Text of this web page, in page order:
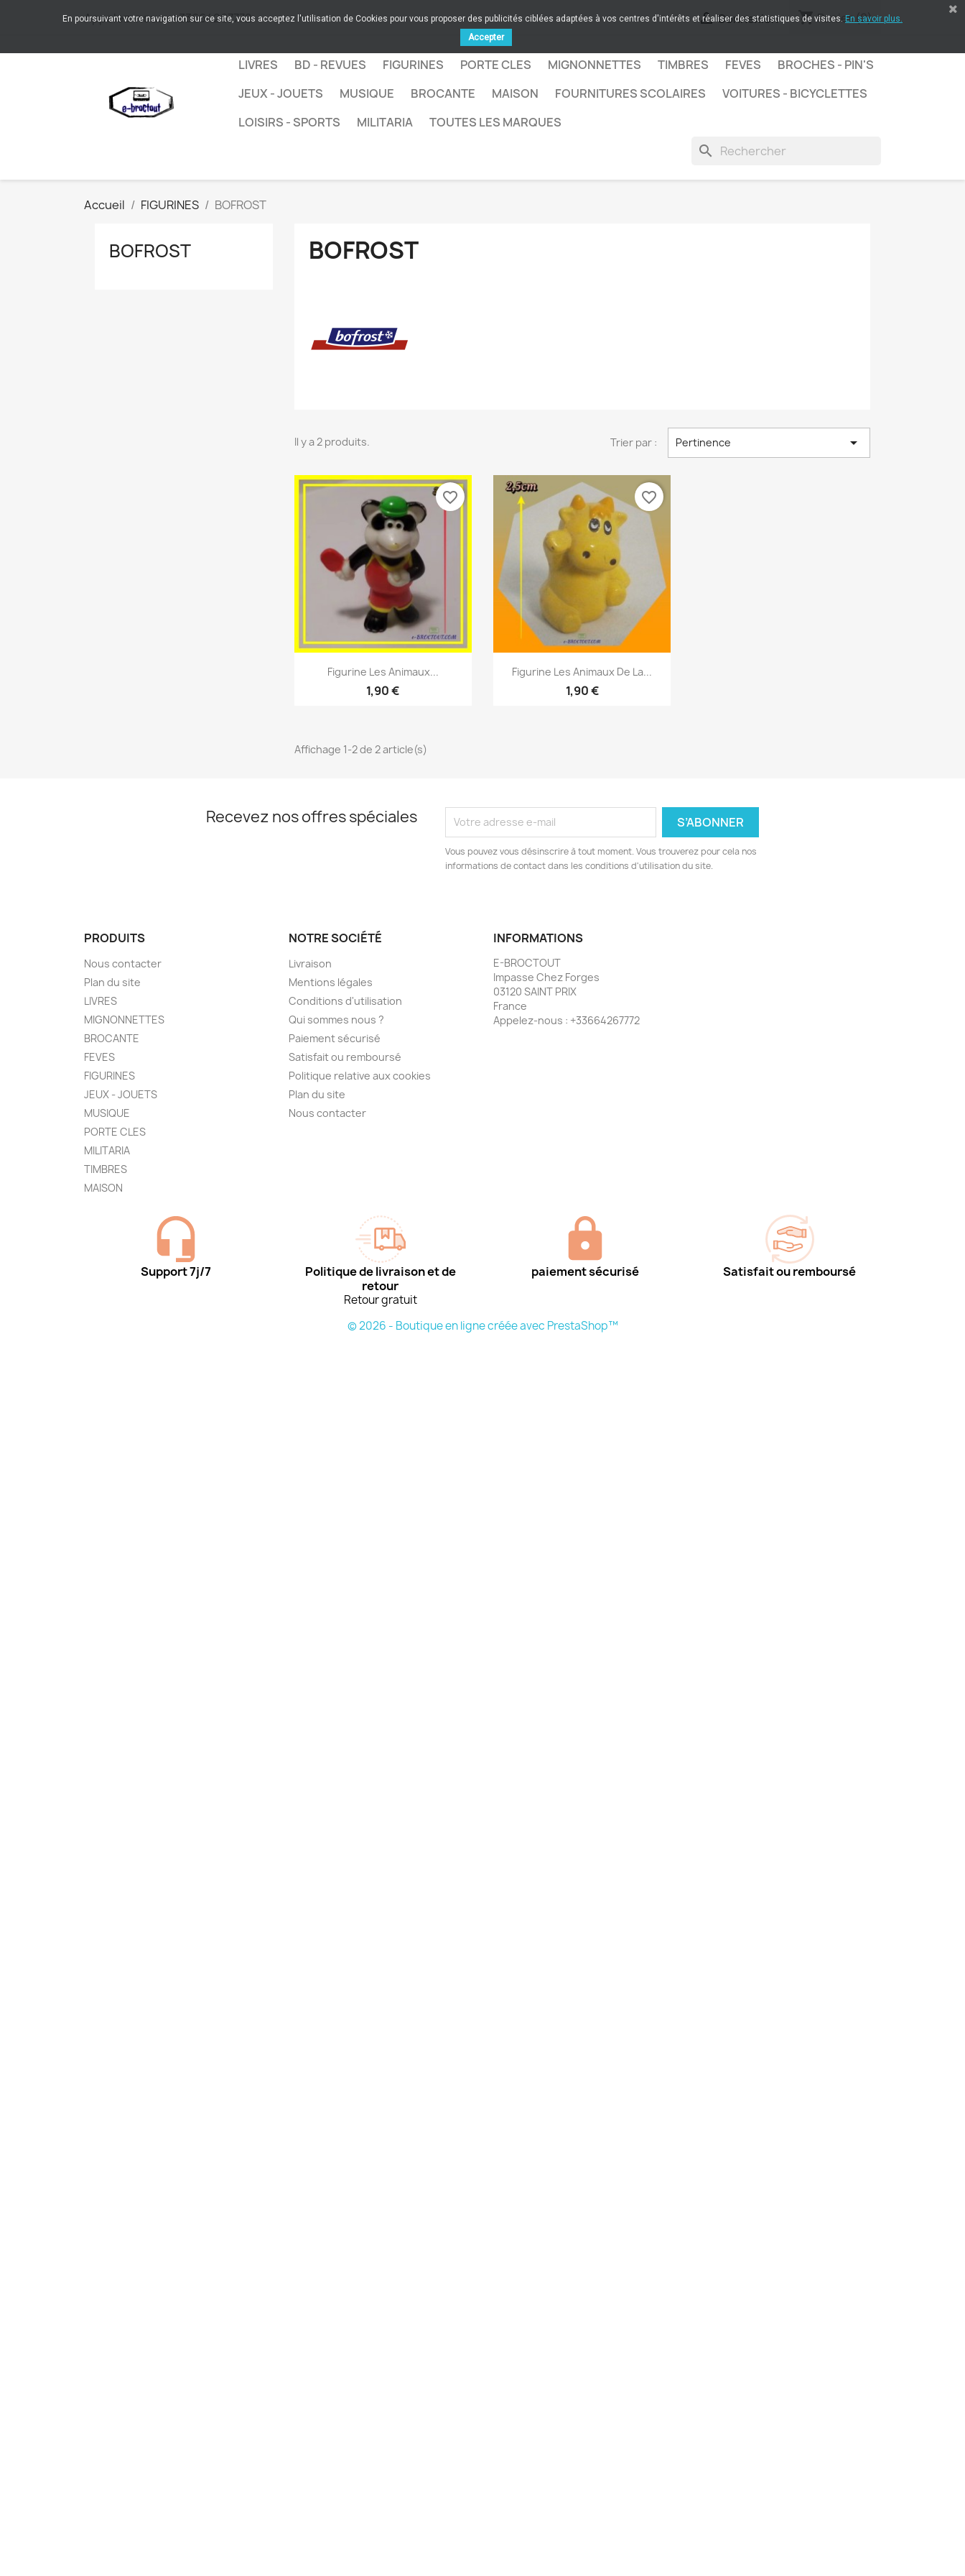
Appelez-nous :+33664267772  Connexion shopping_cartPanier (0)
LIVRES BD - REVUES FIGURINES PORTE CLES MIGNONNETTES TIMBRES FEVES
BROCHES - PIN'S
JEUX - JOUETS
MUSIQUE BROCANTE MAISON FOURNITURES SCOLAIRES
VOITURES - BICYCLETTES
LOISIRS - SPORTS
MILITARIA TOUTES LES MARQUES
search
Accueil FIGURINES BOFROST
BOFROST BOFROST
Il y a 2 produits. Trier par : Pertinence 
Aperçu rapide
Figurine Les Animaux...
1,90 €
favorite_border
Aperçu rapide
Figurine Les Animaux De La...
1,90 €
favorite_border
Affichage 1-2 de 2 article(s)
Recevez nos offres spéciales
Vous pouvez vous désinscrire à tout moment. Vous trouverez pour cela nos
informations de contact dans les conditions d'utilisation du site.
PRODUITS
Nous contacter
Plan du site
LIVRES
MIGNONNETTES
BROCANTE
FEVES
FIGURINES
JEUX - JOUETS
MUSIQUE
PORTE CLES
MILITARIA
TIMBRES
MAISON
NOTRE SOCIÉTÉ
Livraison
Mentions légales
Conditions d'utilisation
Qui sommes nous ?
Paiement sécurisé
Satisfait ou remboursé
Politique relative aux cookies
Plan du site
Nous contacter
INFORMATIONS
E-BROCTOUT
Impasse Chez Forges
03120 SAINT PRIX
France
Appelez-nous : +33664267772
Support 7j/7
Politique de livraison et de
retour
Retour gratuit
paiement sécurisé Satisfait ou remboursé
© 2026 - Boutique en ligne créée avec PrestaShop™
En poursuivant votre navigation sur ce site, vous acceptez l'utilisation de Cookies pour vous proposer des publicités ciblées adaptées à vos centres d'intérêts et réaliser des statistiques de visites. En savoir plus.
Accepter